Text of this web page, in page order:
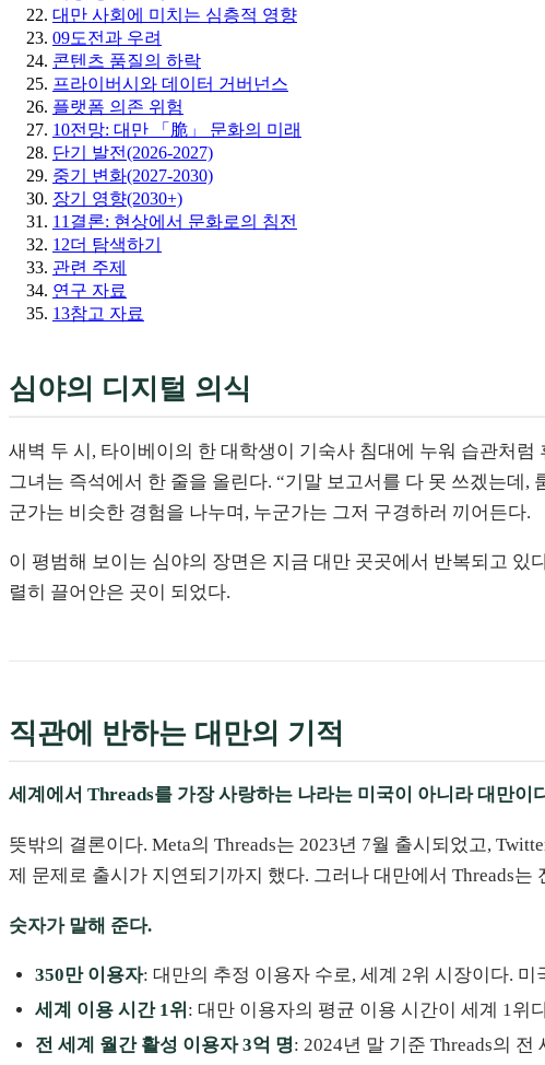
대만 사회에 미치는 심층적 영향
09도전과 우려
콘텐츠 품질의 하락
프라이버시와 데이터 거버넌스
플랫폼 의존 위험
10전망: 대만 「脆」 문화의 미래
단기 발전(2026-2027)
중기 변화(2027-2030)
장기 영향(2030+)
11 결론: 현상에서 문화로의 침전
12더 탐색하기
관련 주제
연구 자료
13참고 자료
심야의 디지털 의식
새벽 두 시, 타이베이의 한 대학생이 기숙사 침대에 누워 습관처
그녀는 즉석에서 한 줄을 올린다. “기말 보고서를 다 못 쓰겠는데
군가는 비슷한 경험을 나누며, 누군가는 그저 구경하러 끼어든다.
이 평범해 보이는 심야의 장면은 지금 대만 곳곳에서 반복되고 있
렬히 끌어안은 곳이 되었다.
직관에 반하는 대만의 기적
세계에서 Threads를 가장 사랑하는 나라는 미국이 아니라 대만이
뜻밖의 결론이다. Meta의 Threads는 2023년 7월 출시되었고,
제 문제로 출시가 지연되기까지 했다. 그러나 대만에서 Threads는
숫자가 말해 준다.
350만 이용자: 대만의 추정 이용자 수로, 세계 2위 시장이다. 미
세계 이용 시간 1위 : 대만 이용자의 평균 이용 시간이 세계 1위
전 세계 월간 활성 이용자 3억 명: 2024년 말 기준 Threads의